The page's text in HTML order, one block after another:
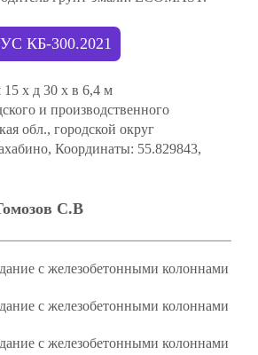
КБ-300.2021
х д 30 х в 6,4 м
и производственного
обл., городской округ
Координаты: 55.829843,
С.В